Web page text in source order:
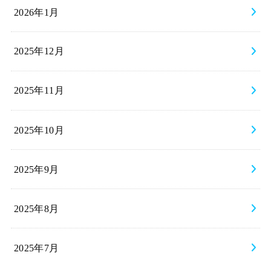
2026年1月
2025年12月
2025年11月
2025年10月
2025年9月
2025年8月
2025年7月